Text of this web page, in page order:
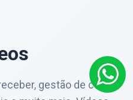
gestão de caixa,